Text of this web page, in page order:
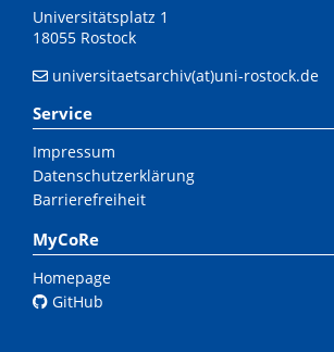
Universitätsplatz 1
18055 Rostock
universitaetsarchiv(at)uni-rostock.de
Service
Impressum
Datenschutzerklärung
Barrierefreiheit
MyCoRe
Homepage
GitHub